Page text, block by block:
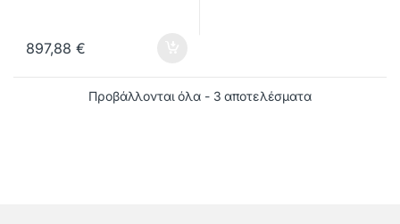
897,88€
Προβάλλονται όλα - 3 αποτελέσματα